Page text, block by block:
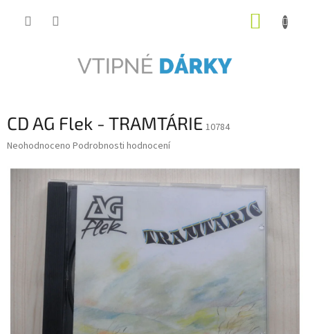
CD AG Flek - TRAMTÁRIE 10784
Průměrné
produktu
hvězdiček.
Neohodnoceno Podrobnosti hodnocení